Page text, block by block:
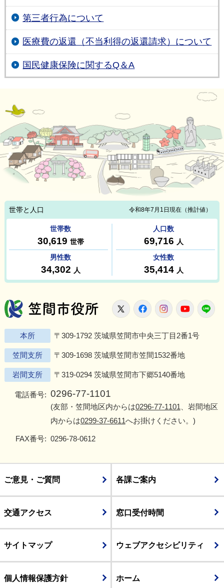
第三者行為について
医療費の返還（不当利得の返還請求）について
国民健康保険に関するQ＆A
笠間市役所
X FacebookInstagram
本所 〒309-1792 茨城県笠間市中央三丁目2番1号
笠間支所 〒309-1698 茨城県笠間市笠間1532番地
岩間支所 〒319-0294 茨城県笠間市下郷5140番地
電話番号: 0296-77-1101
(友部・笠間地区内からは0296-77-1101 、岩間地区
内からは0299-37-6611へお掛けください。)
FAX番号: 0296-78-0612
ご意見・ご質問 各課ご案内
交通アクセス 窓口受付時間
サイトマップ ウェブアクセシビリティ
個人情報保護方針 ホーム